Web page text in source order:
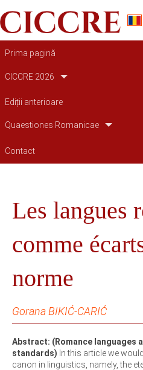
Main navigation
Prima pagină
CICCRE 2026
Ediții anterioare
Quaestiones Romanicae
Contact
Les langues
comme
norme
Gorana BIKIĆ-CARIĆ
Abstract: (Romance languages
standards) In this article we
canon in linguistics, namely, the